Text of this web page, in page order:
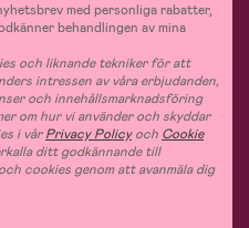
med personliga rabatter,
behandlingen av mina
och liknande tekniker för att
intressen av våra erbjudanden,
och innehållsmarknadsföring
om hur vi använder och skyddar
i vårPrivacy Policyoch Cookie
ditt godkännande till
cookies genom att avanmäla dig